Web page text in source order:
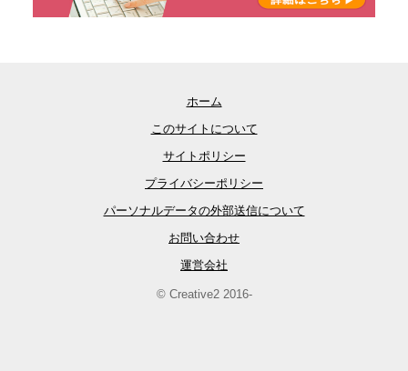
ホーム
このサイトについて
サイトポリシー
プライバシーポリシー
パーソナルデータの外部送信について
お問い合わせ
運営会社
© Creative2 2016-